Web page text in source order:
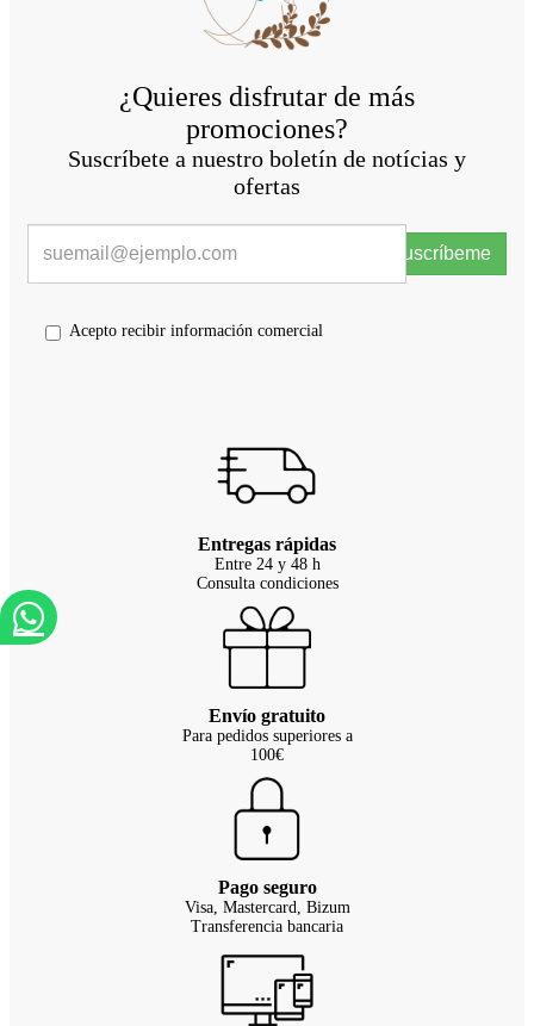
¿Quieres disfrutar de más
promociones?
Suscríbete a nuestro boletín de notícias y
ofertas
Suscríbeme
Acepto recibir información comercial
Entregas rápidas
Entre 24 y 48 h
Consulta condiciones
Envío gratuito
Para pedidos superiores a
100€
Pago seguro
Visa, Mastercard, Bizum
Transferencia bancaria